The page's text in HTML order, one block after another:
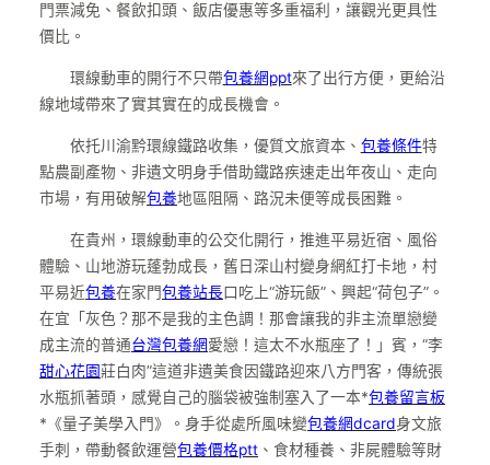
門票減免、餐飲扣頭、飯店優惠等多重福利，讓觀光更具性
價比。
環線動車的開行不只帶包養網ppt來了出行方便，更給沿
線地域帶來了實其實在的成長機會。
依托川渝黔環線鐵路收集，優質文旅資本、 包養條件特
點農副產物、非遺文明身手借助鐵路疾速走出年夜山、走向
市場，有用破解包養地區阻隔、路況未便等成長困難。
在貴州，環線動車的公交化開行，推進平易近宿、風俗
體驗、山地游玩蓬勃成長，舊日深山村變身網紅打卡地，村
平易近包養在家門包養站長口吃上“游玩飯”、興起“荷包子”。
在宜「灰色？那不是我的主色調！那會讓我的非主流單戀變
成主流的普通台灣包養網愛戀！這太不水瓶座了！」賓，“李
甜心花園莊白肉”這道非遺美食因鐵路迎來八方門客，傳統張
水瓶抓著頭，感覺自己的腦袋被強制塞入了一本*包養留言板
*《量子美學入門》。身手從處所風味變包養網dcard身文旅
手刺，帶動餐飲運營包養價格ptt 、食材種養、非屍體驗等財